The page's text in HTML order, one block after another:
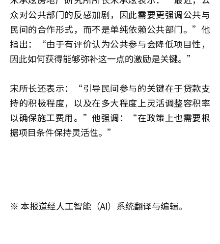
众对公共部门的反感加剧，因此需要更强调公共与
民间的合作形式，而不是单纯依赖公共部门。”他
指出：“由于有评价认为公共参与会降低项目性，
因此如何获得能够弥补这一点的激励是关键。”
宋所长还表示：“引导民间参与的关键在于贷款支
持的积极程度，以及在多大程度上灵活调整容积率
以确保施工费用。”他强调：“在政策上也需要根
据项目条件保持灵活性。”
※ 本报道经人工智能（AI）系统翻译与编辑。